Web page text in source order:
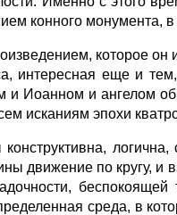
конного монумента,
которое он
интересная еще и
и Иоанном и ангелом
исканиям эпохи
конструктивна,
движение по кругу, и
среда, в